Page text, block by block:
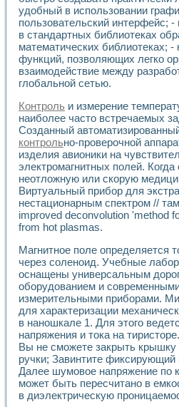
Моделирование
Лабораторные практикумы
Автоматизация
Автоматизированные
Виртуальный прибор
Использование
Использование
Лабораторный
Лабораторный
Лабораторный
Опыт использования NI
Применение LabVIEW
Создание виртуальной
Обратный маятник
Устройство для
Лабораторный
Стенд для
Автоматизация
Модельно-
Использование
Учебный практикум
Учебный стенд для
Оборудование и
Виртуальный
Управление роботом
Аппаратно-
Автоматизированный
Исследование
Использование
удобный в использовании
пользовательский интерфейс;
в стандартных библиотеках
математических библиотеках; -
функций, позволяющих легко
взаимодействие между
глобальной сетью.
Контроль и измерение
наиболее часто встречаемых
Созданный
контрольно-проверочной
изделия авионики на
электромагнитных полей.
неотложную или скорую
Виртуальный прибор для
нестационарным спектром //
improved deconvolution 'method
from hot plasmas.
Магнитное поле определяется
через соленоид. Учебные
оснащены универсальным
оборудованием и
измерительными приборами.
для характеризации
в наношкале 1. Для этого
напряжения и тока на
Вы не сможете закрыть крышку
ручки; Завинтите фиксирующий
Далее шумовое напряжение по
может быть пересчитано в
в диэлектрическую